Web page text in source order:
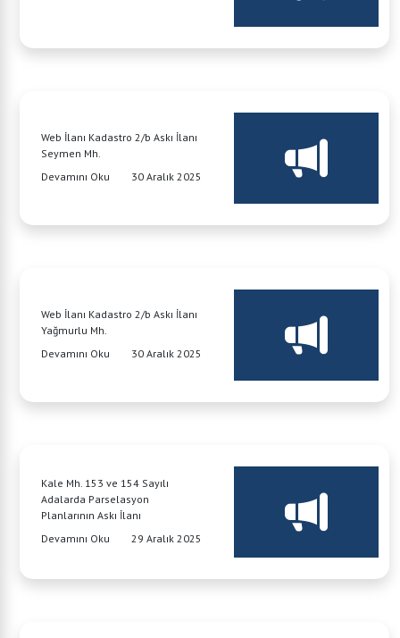
Web İlanı Kadastro 2/b Askı İlanı
Seymen Mh.
Devamını Oku
30 Aralık 2025
Web İlanı Kadastro 2/b Askı İlanı
Yağmurlu Mh.
Devamını Oku
30 Aralık 2025
Kale Mh. 153 ve 154 Sayılı
Adalarda Parselasyon
Planlarının Askı İlanı
Devamını Oku
29 Aralık 2025